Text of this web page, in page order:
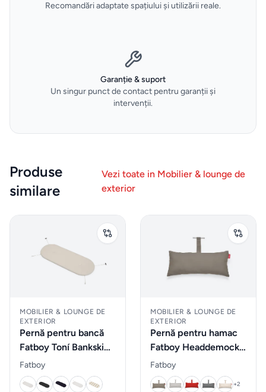
MOBILIER
taburete
exterior
Accesorii
& textile
schimb
accesorii
Recomandări adaptate spațiului și utilizării reale.
Garanție & suport
Un singur punct de contact pentru garanții și
intervenții.
Produse
similare
Vezi toate in Mobilier & lounge de
exterior
MOBILIER & LOUNGE DE
EXTERIOR
Pernă pentru bancă
Fatboy Toní Bankski
Pillow Sahara
Fatboy
MOBILIER & LOUNGE DE
EXTERIOR
Pernă pentru hamac
Fatboy Headdemock
Superb Pillow Grey
Taupe
Fatboy
+2